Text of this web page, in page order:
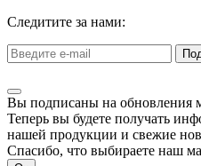
Следитите за нами:
Вы подписаны на обновления
Теперь вы будете получать
нашей продукции и свежие
Спасибо, что выбираете наш